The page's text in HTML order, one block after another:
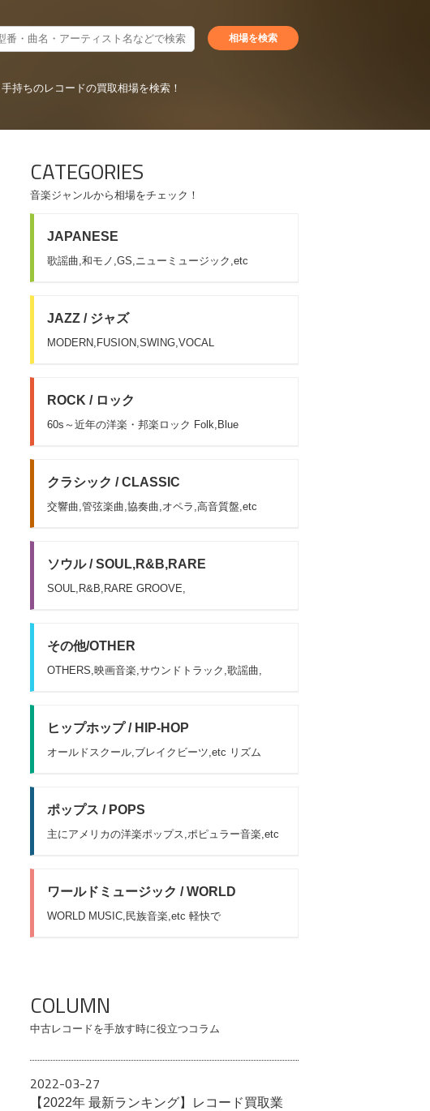
手持ちのレコードの買取相場を検索！
CATEGORIES
音楽ジャンルから相場をチェック！
JAPANESE
歌謡曲,和モノ,GS,ニューミュージック,etc
JAZZ / ジャズ
MODERN,FUSION,SWING,VOCAL
ROCK / ロック
60s～近年の洋楽・邦楽ロック Folk,Blue
クラシック / CLASSIC
交響曲,管弦楽曲,協奏曲,オペラ,高音質盤,etc
ソウル / SOUL,R&B,RARE
SOUL,R&B,RARE GROOVE,
その他/OTHER
OTHERS,映画音楽,サウンドトラック,歌謡曲,
ヒップホップ / HIP-HOP
オールドスクール,ブレイクビーツ,etc リズム
ポップス / POPS
主にアメリカの洋楽ポップス,ポピュラー音楽,etc
ワールドミュージック / WORLD
WORLD MUSIC,民族音楽,etc 軽快で
COLUMN
中古レコードを手放す時に役立つコラム
2022-03-27
【2022年 最新ランキング】レコード買取業